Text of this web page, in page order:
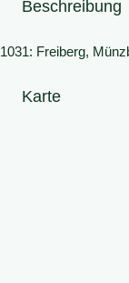
Beschreibung
1031: Freiberg,
Karte